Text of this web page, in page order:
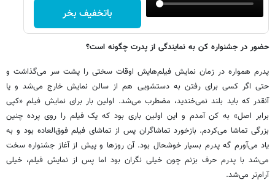
باتخفیف بخر
حضور در جشنواره کن به نمایندگی از پدرت چگونه است؟
پدرم همواره در زمان نمایش فیلم‌هایش اوقات سختی را پشت سر می‌گذاشت و
حتی اگر کسی برای رفتن به دستشویی هم از سالن نمایش خارج می‌شد و یا
آنقدر که باید بلند نمی‌خندید، مضطرب می‌شد. اولین بار برای نمایش فیلم «کپی
برابر اصل» به کن آمدم و این اولین باری بود که یک فیلم را روی پرده‌ چنین
بزرگی تماشا می‌کردم. بازخورد تماشاگران پس از تماشای فیلم فوق‌العاده بود و به
یاد می‌آورم گه پدرم بسیار خوشحال بود. آن روزها و پیش از آغاز جشنواره سخت
می‌شد با پدرم حرف بزنم چون خیلی نگران بود اما پس از نمایش فیلم، خیلی
آرام‌تر می‌شد.